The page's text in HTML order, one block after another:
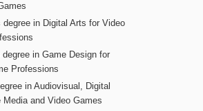
degree in Digital Arts for Video
degree in Game Design for
Professions
in Audiovisual, Digital
Media and Video Games